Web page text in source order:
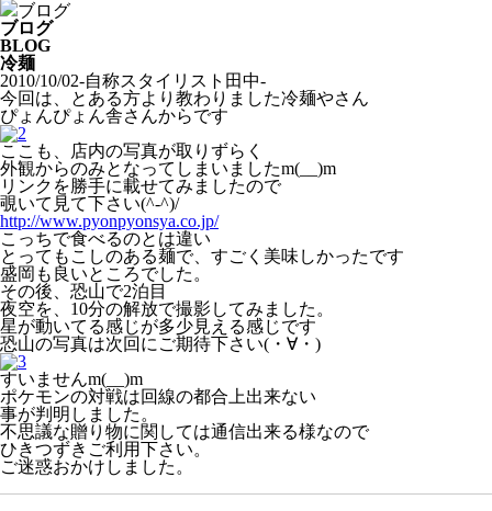
ブログ
ブログ
BLOG
冷麺
2010/10/02-自称スタイリスト田中-
今回は、とある方より教わりました冷麺やさん
ぴょんぴょん舎さんからです
ここも、店内の写真が取りずらく
外観からのみとなってしまいましたm(__)m
リンクを勝手に載せてみましたので
覗いて見て下さい(^-^)/
http://www.pyonpyonsya.co.jp/
こっちで食べるのとは違い
とってもこしのある麺で、すごく美味しかったです
盛岡も良いところでした。
その後、恐山で2泊目
夜空を、10分の解放で撮影してみました。
星が動いてる感じが多少見える感じです
恐山の写真は次回にご期待下さい(・∀・)
すいませんm(__)m
ポケモンの対戦は回線の都合上出来ない
事が判明しました。
不思議な贈り物に関しては通信出来る様なので
ひきつずきご利用下さい。
ご迷惑おかけしました。